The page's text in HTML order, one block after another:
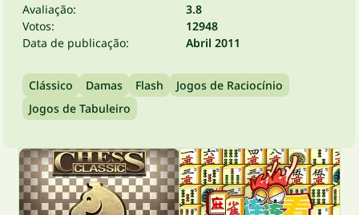
Avaliação:
3.8
Votos:
12948
Data de publicação:
Abril 2011
Clássico Damas Flash
Jogos de Raciocínio
Jogos de Tabuleiro